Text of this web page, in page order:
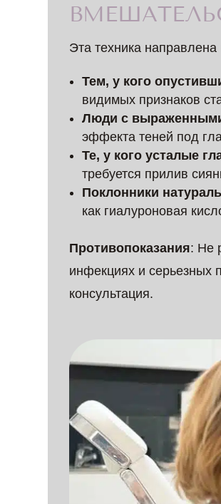
Эта техника направлена
Тем, у кого
видимых признаков
Люди с
эффекта теней под
Те, у кого усталые
требуется прилив
Поклонники
как гиалуроновая
Противопоказания: Не
инфекциях и серьезных
консультация.